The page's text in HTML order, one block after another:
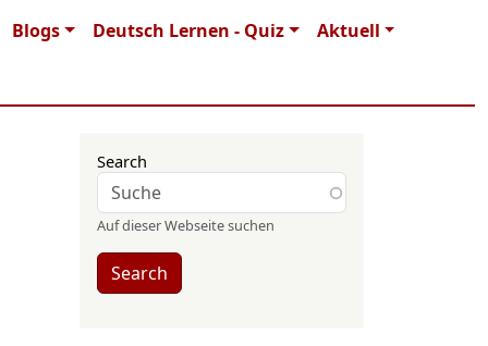
Blogs Deutsch Lernen - Quiz Aktuell
Search
Auf dieser Webseite suchen
Search